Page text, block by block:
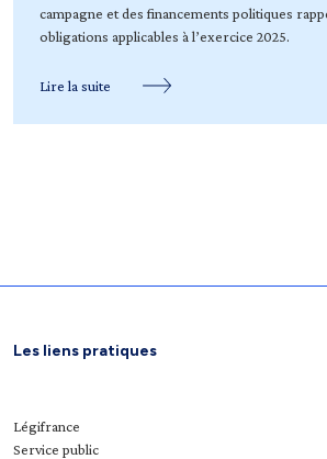
campagne et des financements politiques
obligations applicables à l’exercice 2025.
Lire la suite
Les liens pratiques
Légifrance
Service public